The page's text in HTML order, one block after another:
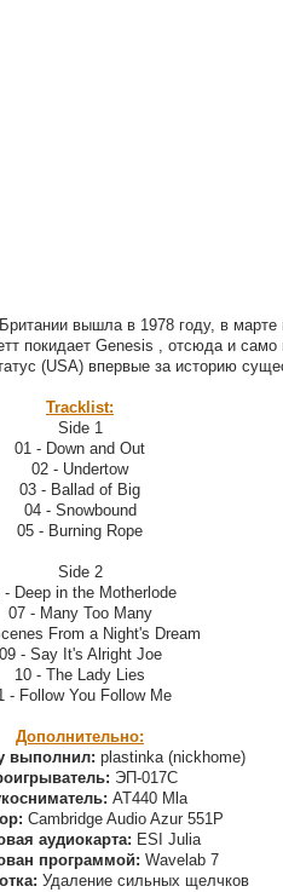
вышла в 1978 году, в
покидает Genesis , отсюда и
(USA) впервые за историю
Tracklist:
Side 1
01 - Down and Out
02 - Undertow
03 - Ballad of Big
04 - Snowbound
05 - Burning Rope
Side 2
- Deep in the Motherlode
07 - Many Too Many
From a Night's Dream
09 - Say It's Alright Joe
10 - The Lady Lies
- Follow You Follow Me
Дополнительно:
выполнил: plastinka (nickhome)
ЭП-017С
AT440 Mla
Cambridge Audio Azur 551P
аудиокарта: ESI Julia
программой: Wavelab 7
Удаление сильных щелчков